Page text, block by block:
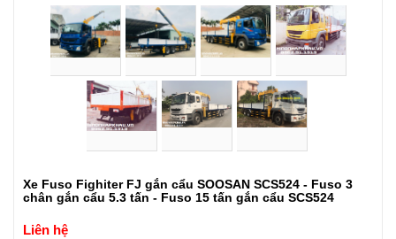
Xe Fuso Fighiter FJ gắn cẩu SOOSAN SCS524 - Fuso 3
chân gắn cẩu 5.3 tấn - Fuso 15 tấn gắn cẩu SCS524
Liên hệ